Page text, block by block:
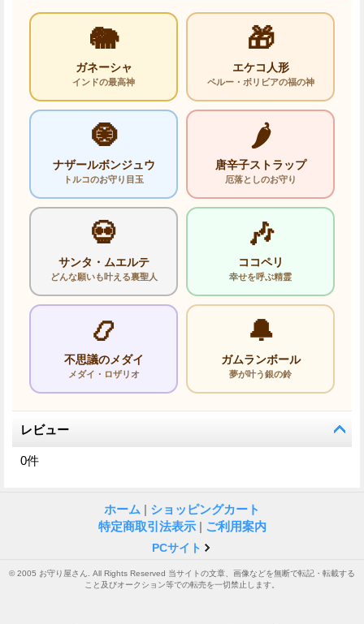
🐘
ガネーシャ
インドの最高神
🎁
エケコ人形
ペルー・ボリビアの福の神
🧿
ナザールボンジュウ
トルコのお守り目玉
🌶️
唐辛子ストラップ
厄落としのお守り
💀
サンタ・ムエルテ
どんな願いも叶える裏聖人
🎶
ココペリ
幸せを呼ぶ精霊
📿
不思議のメダイ
メダイ・ロザリオ
🔔
ガムランボール
夢が叶う銀の鈴
レビュー
0件
ホーム | ショッピングカート
特定商取引法表示 | ご利用案内
PCサイト
© 2005 お守り屋さん. All Rights Reserved 当サイトの文章、画像などを無断で転記・転載する
こと及びオークション等での転売を一切禁止します。